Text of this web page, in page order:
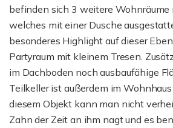
befinden sich 3 weitere Wohnräume
welches mit einer Dusche
besonderes Highlight auf dieser
Partyraum mit kleinem Tresen.
im Dachboden noch ausbaufähige
Teilkeller ist außerdem im
diesem Objekt kann man nicht
Zahn der Zeit an ihm nagt und es